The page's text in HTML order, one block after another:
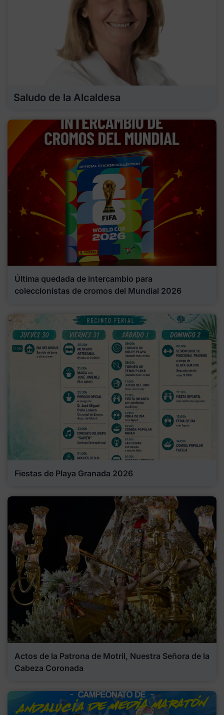
Saludo de la Alcaldesa
Última quedada de intercambio para
coleccionistas de cromos del Mundial 2026
Fiestas de Playa Granada 2026
Actos de la Patrona de Motril, Nuestra Señora de la
Cabeza Coronada